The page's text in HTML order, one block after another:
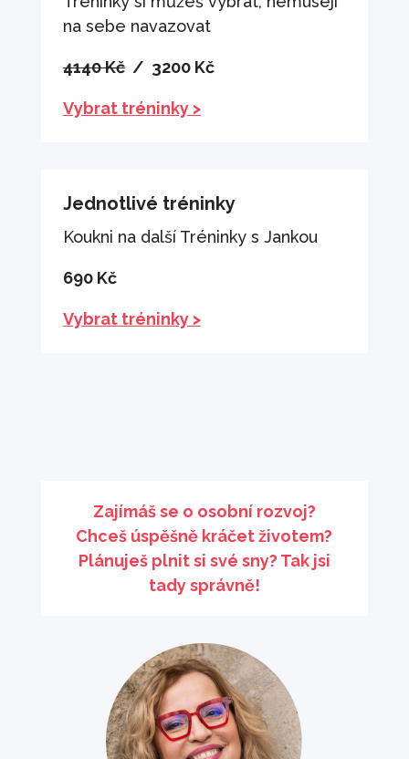
na sebe navazovat
4140 Kč/ 3200 Kč
Vybrat tréninky >
Jednotlivé tréninky
Koukni na další Tréninky s Jankou
690 Kč
Vybrat tréninky >
Zajímáš se o osobní rozvoj?
Chceš úspěšně kráčet životem?
Plánuješ plnit si své sny? Tak jsi
tady správně!